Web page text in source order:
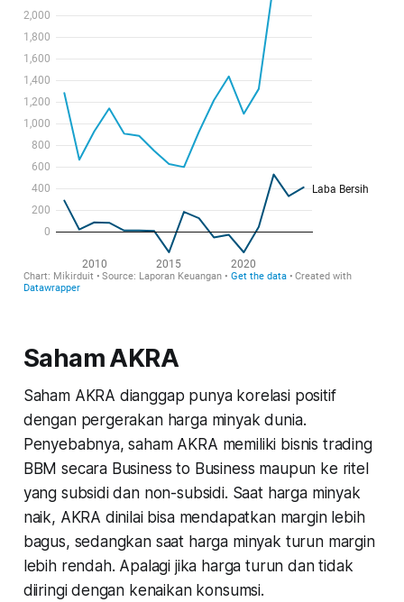
Saham AKRA
Saham AKRA dianggap punya korelasi positif
dengan pergerakan harga minyak dunia.
Penyebabnya, saham AKRA memiliki bisnis trading
BBM secara Business to Business maupun ke ritel
yang subsidi dan non-subsidi. Saat harga minyak
naik, AKRA dinilai bisa mendapatkan margin lebih
bagus, sedangkan saat harga minyak turun margin
lebih rendah. Apalagi jika harga turun dan tidak
diiringi dengan kenaikan konsumsi.